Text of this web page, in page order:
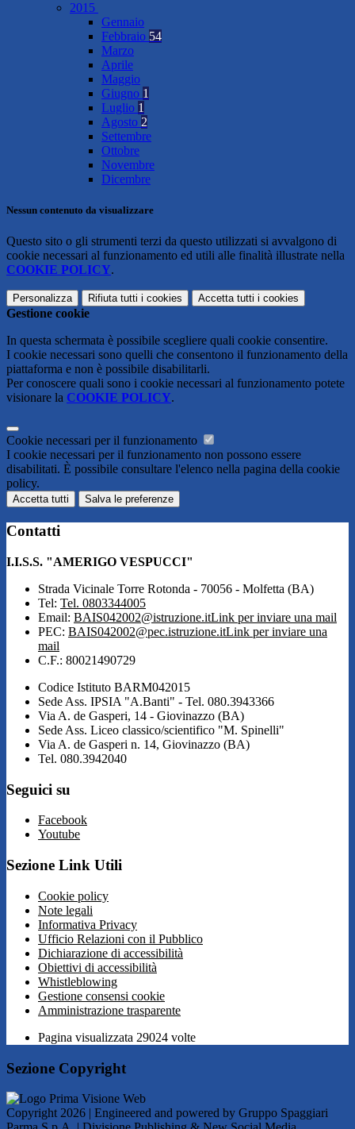
2015
Gennaio
Febbraio 54
Marzo
Aprile
Maggio
Giugno 1
Luglio 1
Agosto 2
Settembre
Ottobre
Novembre
Dicembre
Nessun contenuto da visualizzare
Questo sito o gli strumenti terzi da questo utilizzati si avvalgono di
cookie necessari al funzionamento ed utili alle finalità illustrate nella
COOKIE POLICY.
Personalizza Rifiuta tutti i cookies Accetta tutti i cookies
Gestione cookie
In questa schermata è possibile scegliere quali cookie consentire.
I cookie necessari sono quelli che consentono il funzionamento della
piattaforma e non è possibile disabilitarli.
Per conoscere quali sono i cookie necessari al funzionamento potete
visionare la COOKIE POLICY.
Cookie necessari per il funzionamento
I cookie necessari per il funzionamento non possono essere
disabilitati. È possibile consultare l'elenco nella pagina della cookie
policy.
Accetta tutti Salva le preferenze
Contatti
I.I.S.S. "AMERIGO VESPUCCI"
Strada Vicinale Torre Rotonda - 70056 - Molfetta (BA)
Tel: Tel. 0803344005
Email: BAIS042002@istruzione.itLink per inviare una mail
PEC: BAIS042002@pec.istruzione.itLink per inviare una
mail
C.F.: 80021490729
Codice Istituto BARM042015
Sede Ass. IPSIA "A.Banti" - Tel. 080.3943366
Via A. de Gasperi, 14 - Giovinazzo (BA)
Sede Ass. Liceo classico/scientifico "M. Spinelli"
Via A. de Gasperi n. 14, Giovinazzo (BA)
Tel. 080.3942040
Seguici su
Facebook
Youtube
Sezione Link Utili
Cookie policy
Note legali
Informativa Privacy
Ufficio Relazioni con il Pubblico
Dichiarazione di accessibilità
Obiettivi di accessibilità
Whistleblowing
Gestione consensi cookie
Amministrazione trasparente
Pagina visualizzata 29024 volte
Sezione Copyright
Copyright 2026 | Engineered and powered by Gruppo Spaggiari